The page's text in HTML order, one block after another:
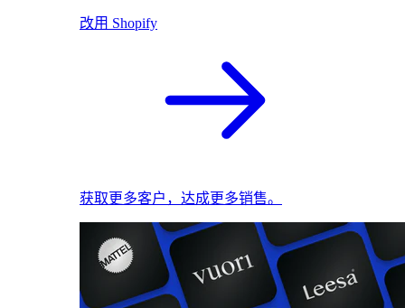
改用 Shopify
获取更多客户，达成更多销售。